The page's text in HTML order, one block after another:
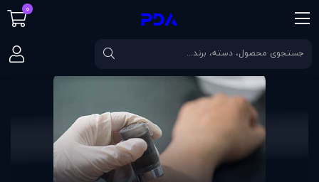
صفحه اصلی مقالات سرنگ بدون درد ترس شما را از آمپول زدن می‌ریزد
0